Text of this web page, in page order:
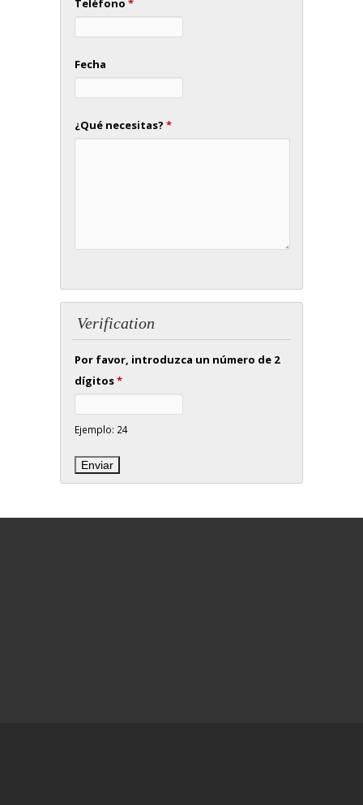
Teléfono *
Fecha
¿Qué necesitas? *
Verification
Por favor, introduzca un número de 2
dígitos*
Ejemplo: 24